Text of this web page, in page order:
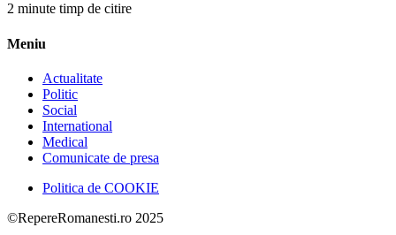
2 minute timp de citire
Meniu
Actualitate
Politic
Social
International
Medical
Comunicate de presa
Politica de COOKIE
©RepereRomanesti.ro 2025